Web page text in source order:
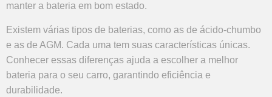
manter a bateria em bom estado.
Existem várias tipos de baterias, como as de ácido-chumbo
e as de AGM. Cada uma tem suas características únicas.
Conhecer essas diferenças ajuda a escolher a melhor
bateria para o seu carro, garantindo eficiência e
durabilidade.